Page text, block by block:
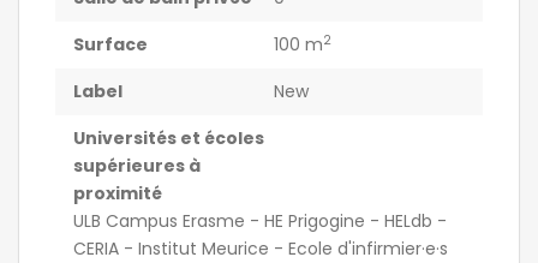
Surface
100 m2
Label
New
Universités et écoles
supérieures à
proximité
ULB Campus Erasme - HE Prigogine - HELdb -
CERIA - Institut Meurice - Ecole d'infirmier·e·s